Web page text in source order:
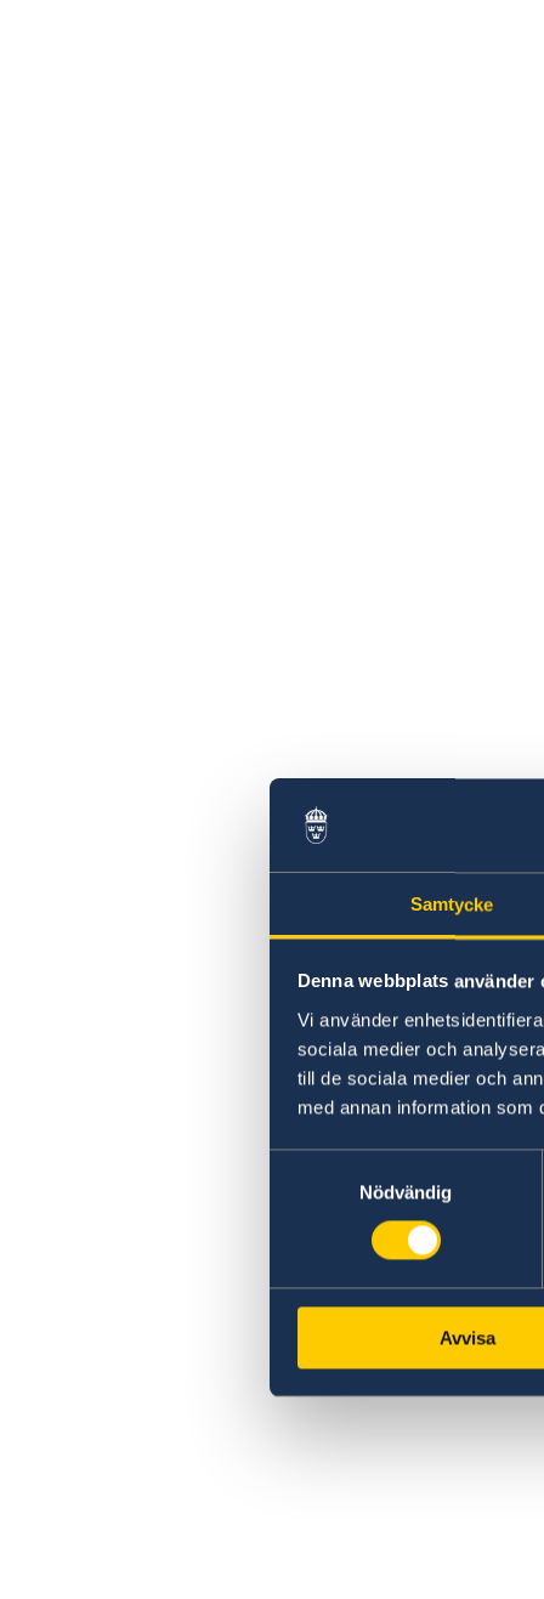
Samtycke
Denna webbplats använder
Vi använder
sociala medier och
till de sociala medier och
med annan information som
Nödvändig
Avvisa